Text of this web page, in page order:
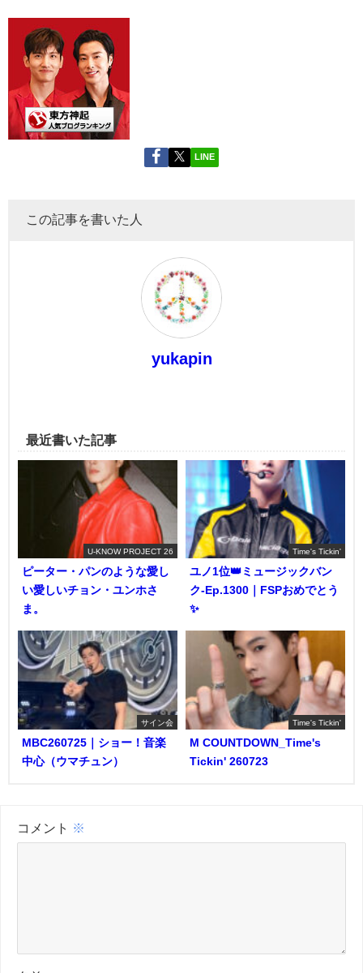
LINE
この記事を書いた人
yukapin
最近書いた記事
U-KNOW PROJECT 26
ピーター・パンのような愛し
い愛しいチョン・ユンホさ
ま。
Time's Tickin'
ユノ1位👑ミュージックバン
ク-Ep.1300｜FSPおめでとう
✨️
サイン会
MBC260725｜ショー！音楽
中心（ウマチュン）
Time's Tickin'
M COUNTDOWN_Time's
Tickin' 260723
コメント ※